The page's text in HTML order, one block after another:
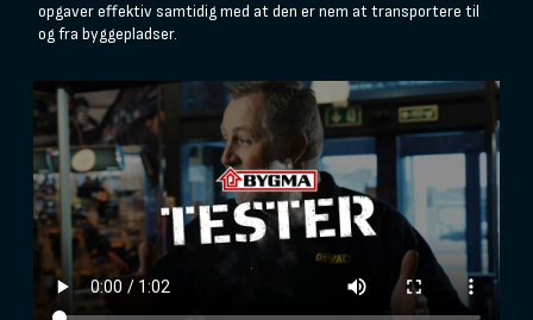
opgaver effektiv samtidig med at den er nem at transportere til
og fra byggepladser.